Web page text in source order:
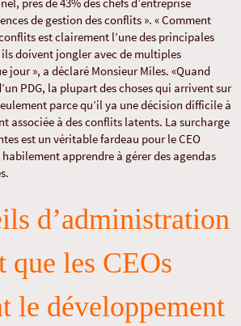
près de 43% des chefs d’entreprise
de gestion des conflits ». « Comment
est clairement l’une des principales
ils doivent jongler avec de multiples
jour », a déclaré Monsieur Miles. «Quand
PDG, la plupart des choses qui arrivent sur
parce qu’il ya une décision difficile à
associée à des conflits latents. La surcharge
est un véritable fardeau pour le CEO
apprendre à gérer des agendas
d’administration
que les CEOs
le développement